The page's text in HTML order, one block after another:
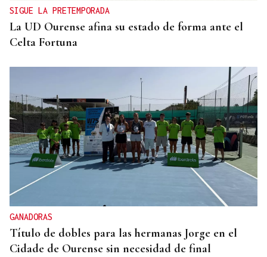
SIGUE LA PRETEMPORADA
La UD Ourense afina su estado de forma ante el
Celta Fortuna
GANADORAS
Título de dobles para las hermanas Jorge en el
Cidade de Ourense sin necesidad de final